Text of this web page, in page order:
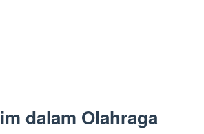
dalam Olahraga